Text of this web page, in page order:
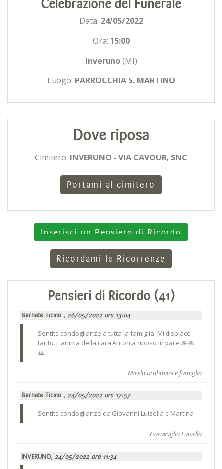
Celebrazione del Funerale
Data: 24/05/2022
Ora: 15:00
Inveruno(MI)
Luogo: PARROCCHIA S. MARTINO
Dove riposa
Cimitero: INVERUNO - VIA CAVOUR, SNC
Portami al cimitero
Inserisci un Pensiero di Ricordo
Ricordami le Ricorrenze
Pensieri di Ricordo (41)
Bernate Ticino , 26/05/2022 ore 13:04
Sentite condoglianze a tutta la famiglia. Mi dispiace
tanto. L'anima della cara Antonia riposo in pace 🙏🙏
🙏
Mirela Rrahmani e famiglia
Bernate Ticino , 24/05/2022 ore 17:57
Sentite condoglianze da Giovanni Luisella e Martina
Garavaglia Luisella
INVERUNO, 24/05/2022 ore 11:34